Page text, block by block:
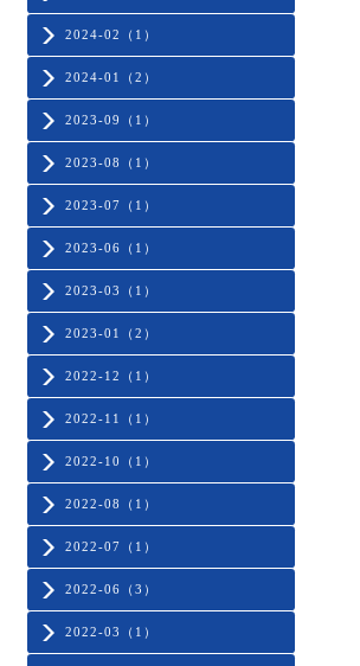
2024-02（1）
2024-01（2）
2023-09（1）
2023-08（1）
2023-07（1）
2023-06（1）
2023-03（1）
2023-01（2）
2022-12（1）
2022-11（1）
2022-10（1）
2022-08（1）
2022-07（1）
2022-06（3）
2022-03（1）